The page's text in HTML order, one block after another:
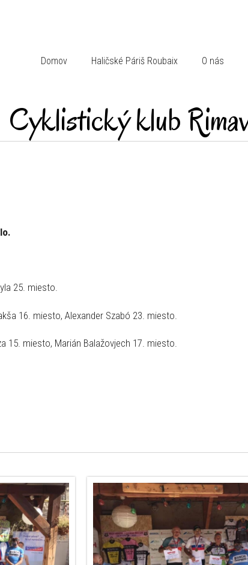
Domov Haličské Páriš Roubaix O nás
Cyklistický klub
25. miesto.
16. miesto, Alexander Szabó 23. miesto.
15. miesto, Marián Balažovjech 17. miesto.